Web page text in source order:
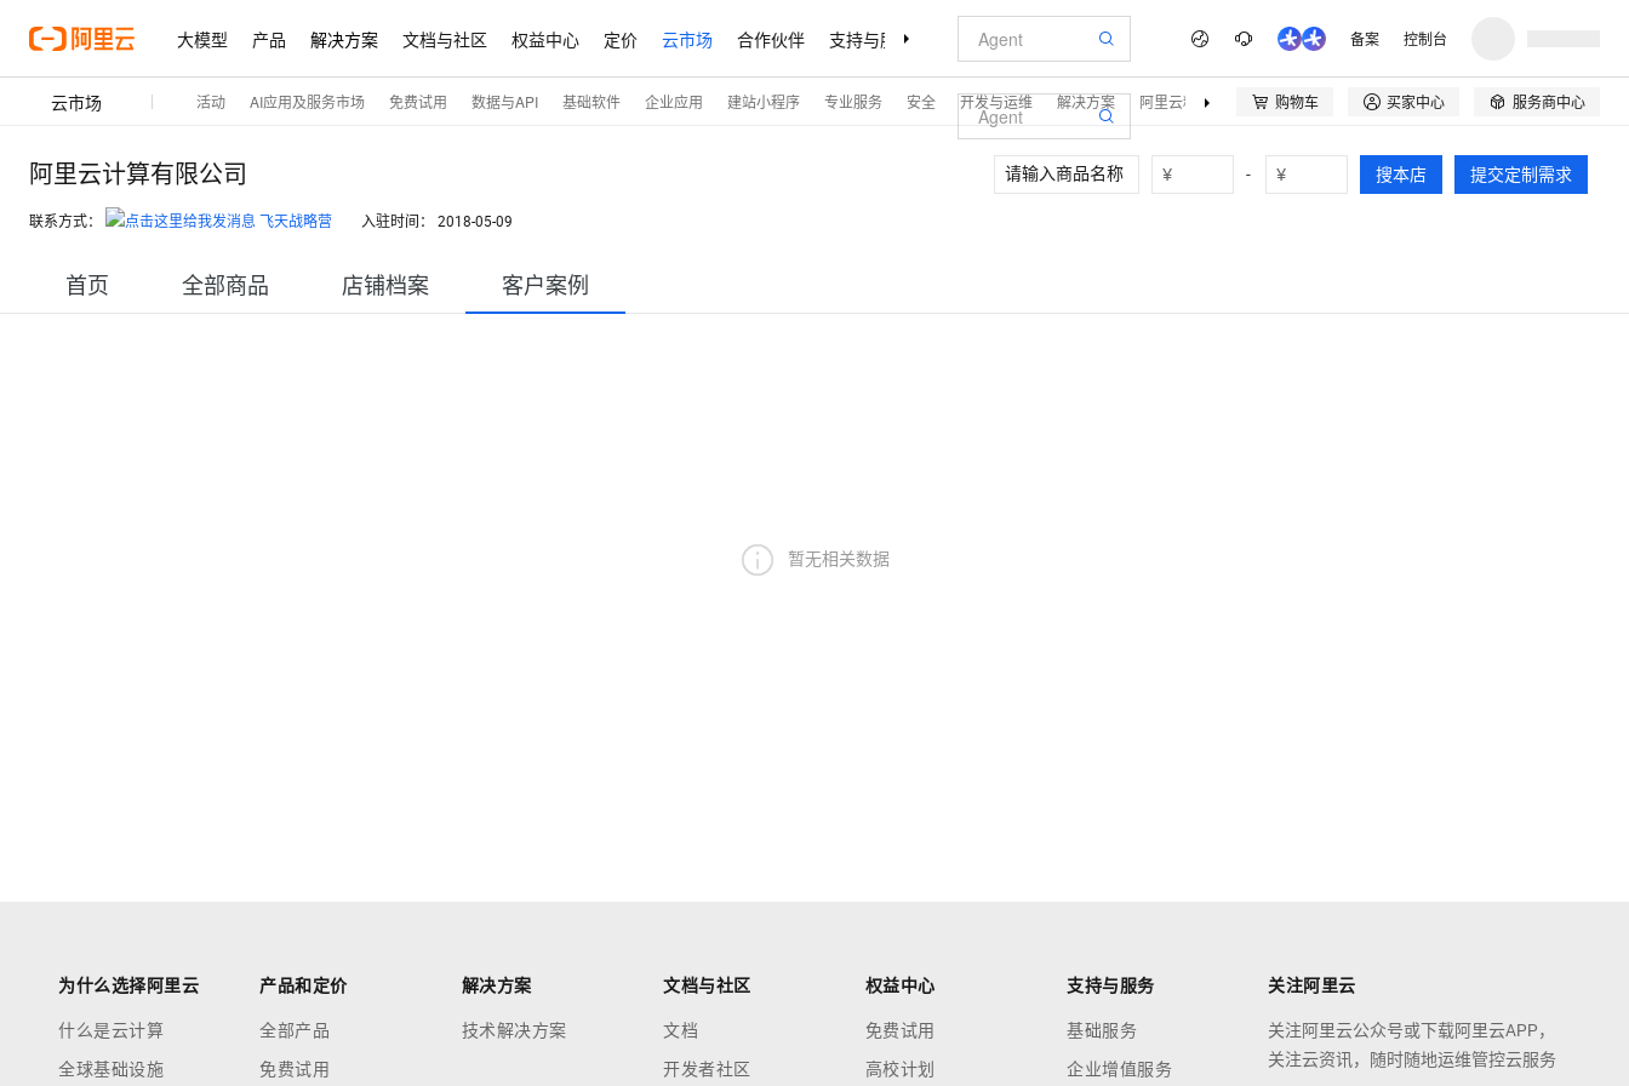
大模型 产品 解决方案 文档与社区 权益中心 定价 云市场 合作伙伴 支持与服务 了解阿里云 备案 控制台
云市场 活动 AI应用及服务市场 免费试用 数据与API 基础软件 企业应用 建站小程序 专业服务 安全 开发与运维 解决方案 阿里云精选 伙伴招募
 购物车  买家中心  服务商中心
阿里云计算有限公司
联系方式： 飞天战略营 入驻时间： 2018-05-09
¥ - ¥ 搜本店 提交定制需求
首页 全部商品 店铺档案 客户案例
暂无相关数据
为什么选择阿里云
什么是云计算
全球基础设施
产品和定价
全部产品
免费试用
解决方案
技术解决方案
文档与社区
文档
开发者社区
权益中心
免费试用
高校计划
支持与服务
基础服务
企业增值服务
关注阿里云
关注阿里云公众号或下载阿里云APP，
关注云资讯，随时随地运维管控云服务